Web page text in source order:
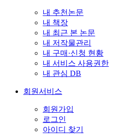
내 추천논문
내 책장
내 최근 본 논문
내 저작물관리
내 구매·신청 현황
내 서비스 사용권한
내 관심 DB
회원서비스
회원가입
로그인
아이디 찾기